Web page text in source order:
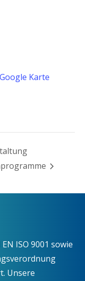
Google Karte
ISO 9001 sowie
Unsere